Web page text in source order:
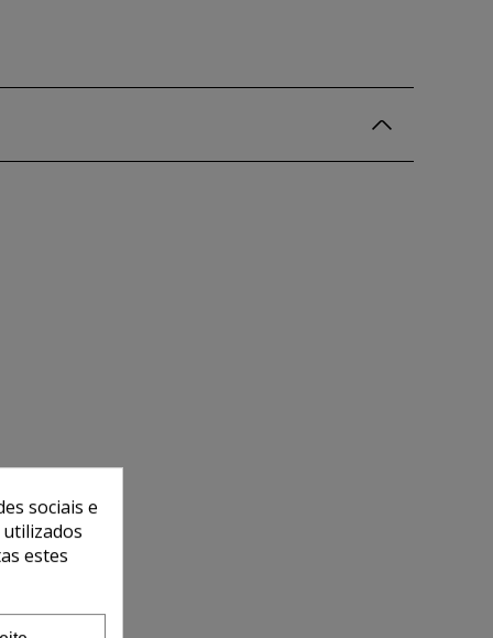
sociais e
utilizados
estes